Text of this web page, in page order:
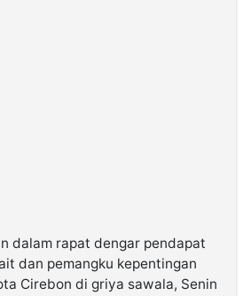
dalam rapat dengar pendapat
dan pemangku kepentingan
Cirebon di griya sawala, Senin